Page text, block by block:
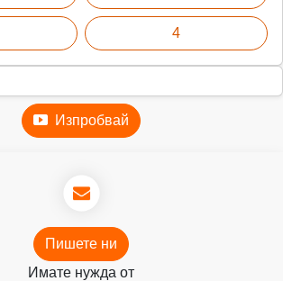
4
Изпробвай
Пишете ни
Имате нужда от